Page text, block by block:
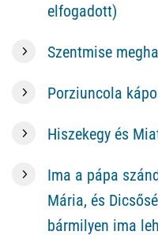
elfogadott)
Szentmise
Porziuncola
Hiszekegy és
Ima a pápa
Mária, és
bármilyen ima